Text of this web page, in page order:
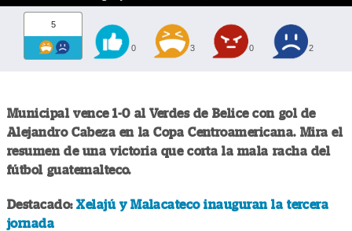
5
0 3 0 2
Municipal vence 1-0 al Verdes de Belice con gol de
Alejandro Cabeza en la Copa Centroamericana. Mira el
resumen de una victoria que corta la mala racha del
fútbol guatemalteco.
Destacado:Xelajú y Malacateco inauguran la tercera
jornada